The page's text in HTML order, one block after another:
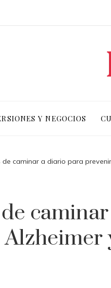
Y NEGOCIOS
de caminar a diario para